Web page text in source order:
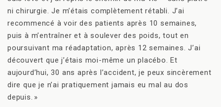
ni chirurgie. Je m’étais complètement rétabli. J’ai
recommencé à voir des patients après 10 semaines,
puis à m’entraîner et à soulever des poids, tout en
poursuivant ma réadaptation, après 12 semaines. J’ai
découvert que j’étais moi-même un placébo. Et
aujourd’hui, 30 ans après l’accident, je peux sincèrement
dire que je n’ai pratiquement jamais eu mal au dos
depuis. »